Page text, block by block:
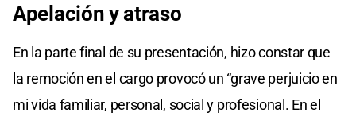
Apelación y atraso
En la parte final de su presentación, hizo constar que
la remoción en el cargo provocó un “grave perjuicio en
mi vida familiar, personal, social y profesional. En el